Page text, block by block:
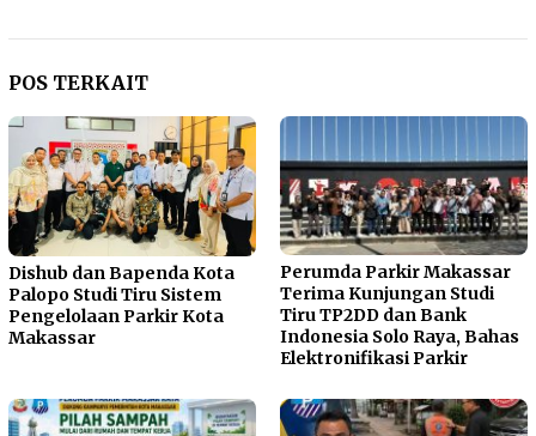
POS TERKAIT
Dishub dan Bapenda Kota
Palopo Studi Tiru Sistem
Pengelolaan Parkir Kota
Makassar
Perumda Parkir Makassar
Terima Kunjungan Studi
Tiru TP2DD dan Bank
Indonesia Solo Raya, Bahas
Elektronifikasi Parkir